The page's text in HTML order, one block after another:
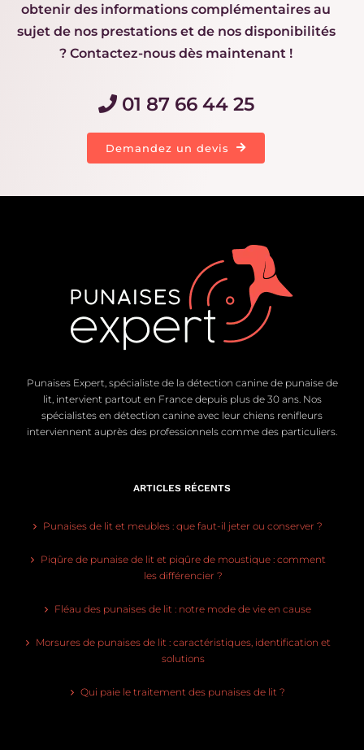
obtenir des informations complémentaires au
sujet de nos prestations et de nos disponibilités
? Contactez-nous dès maintenant !
01 87 66 44 25
Demandez un devis
Punaises Expert, spécialiste de la détection canine de punaise de
lit, intervient partout en France depuis plus de 30 ans. Nos
spécialistes en détection canine avec leur chiens renifleurs
interviennent auprès des professionnels comme des particuliers.
ARTICLES RÉCENTS
Punaises de lit et meubles : que faut-il jeter ou conserver ?
Piqûre de punaise de lit et piqûre de moustique : comment
les différencier ?
Fléau des punaises de lit : notre mode de vie en cause
Morsures de punaises de lit : caractéristiques, identification et
solutions
Qui paie le traitement des punaises de lit ?